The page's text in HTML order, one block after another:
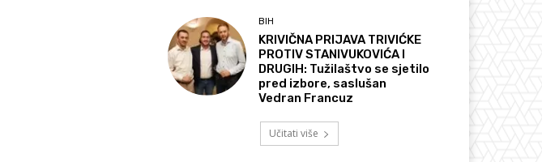
BIH
KRIVIČNA PRIJAVA TRIVIĆKE
PROTIV STANIVUKOVIĆA I
DRUGIH: Tužilaštvo se sjetilo
pred izbore, saslušan
Vedran Francuz
Učitati više